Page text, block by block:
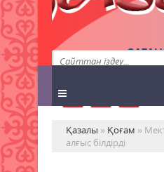
Қазалы » Қоғам »
алғыс білдірді